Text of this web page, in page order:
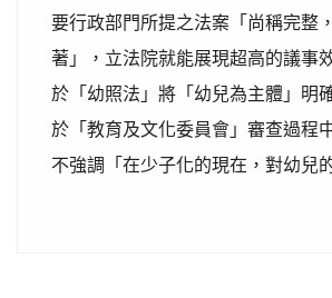
要行政部門所提之法案「尚稱完整
著」，立法院就能展現超高的議
於「幼照法」將「幼兒為主體」明
於「教育及文化委員會」審查過程
不強調「在少子化的現在，對幼兒